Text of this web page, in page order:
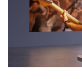
jednoducho na